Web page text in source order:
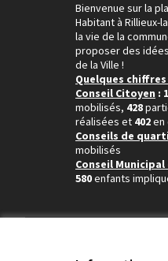
Bienvenue sur la
Habitant à Rillieux-
la vie de la
proposer des
de la Ville !
Quelques
Conseil Citoyen :
mobilisés, 428
réalisées et 402en
Conseils de
mobilisés
Conseil Municipal
580enfants